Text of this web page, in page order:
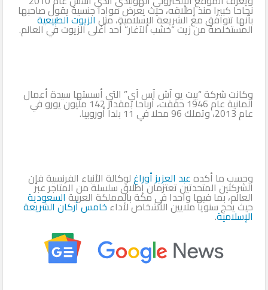
نجاحا كبيرا منذ إطلاقه، حيث يعرض موادا جنسية يقول صاحبها
بأنها تتوافق مع الشريعة الإسلامية، مثل الزيوت الطبيعية
المستخلصة من زيت “خشب الآغار” أحد أغلى الزيوت في العالم.
وكانت شركة “بيت يو آش آس آي” التي أسستها سيدة أعمال
ألمانية عام 1946 حققت، أرباحا بمقدار 142 مليون يورو في
عام 2013، وتملك 96 محلا في 11 بلدا أوروبيا.
وحسب ما أكدهعبد العزيز أوراغلوكالة الأنباء الفرنسية فإن
الشركتين المتحدتين تعتزمان إطلاق سلسلة من المتاجر عبر
العالم، بما فيها واحدا في مكة بالمملكة العربيةالسعودية
حيث يحج سنويا ملايين الأشخاص لأداءخامس أركان الشريعة
الإسلامية.